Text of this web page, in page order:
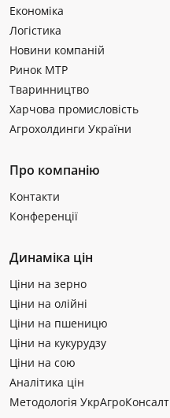
Економіка
Логістика
Новини компаній
Ринок МТР
Тваринництво
Харчова промисловість
Агрохолдинги України
Про компанію
Контакти
Конференції
Динаміка цін
Ціни на зерно
Ціни на олійні
Ціни на пшеницю
Ціни на кукурудзу
Ціни на сою
Аналітика цін
Методологія УкрАгроКонсалт